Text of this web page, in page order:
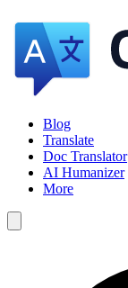
Blog
Translate
Doc Translator
AI Humanizer
More